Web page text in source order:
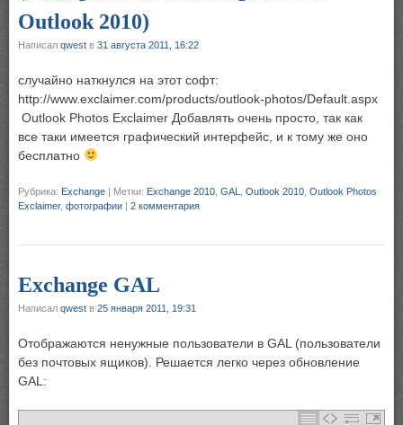
Outlook 2010)
Написал qwest в 31 августа 2011, 16:22
случайно наткнулся на этот софт:
http://www.exclaimer.com/products/outlook-photos/Default.aspx
Outlook Photos Exclaimer Добавлять очень просто, так как
все таки имеется графический интерфейс, и к тому же оно
бесплатно
Рубрика: Exchange | Метки: Exchange 2010 GAL Outlook 2010 Outlook Photos
Exclaimer, фотографии | 2 комментария
Exchange GAL
Написал qwest в 25 января 2011, 19:31
Отображаются ненужные пользователи в GAL (пользователи
без почтовых ящиков). Решается легко через обновление
GAL: